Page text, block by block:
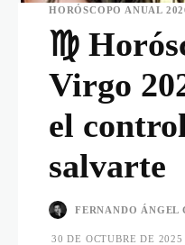
HORÓSCOPO ANUAL
♍️
Virgo
el
salvarte
FERNANDO ÁNGEL
30 DE OCTUBRE DE 2025